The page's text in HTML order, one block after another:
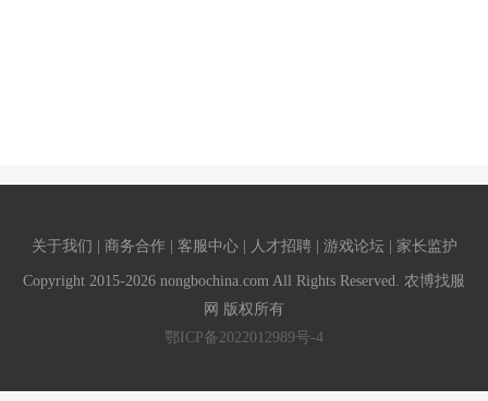
关于我们 | 商务合作 | 客服中心 | 人才招聘 | 游戏论坛 | 家长监护
Copyright 2015-2026 nongbochina.com All Rights Reserved. 农博找服
网 版权所有
鄂ICP备2022012989号-4